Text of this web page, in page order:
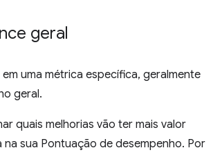
geral
uma métrica específica, geralmente
geral.
quais melhorias vão ter mais valor
sua Pontuação de desempenho. Por